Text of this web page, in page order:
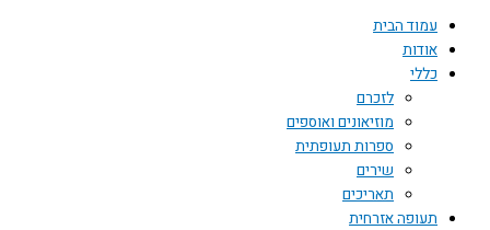
עמוד הבית
אודות
כללי
לזכרם
מוזיאונים ואוספים
ספרות תעופתית
שירים
תאריכים
תעופה אזרחית